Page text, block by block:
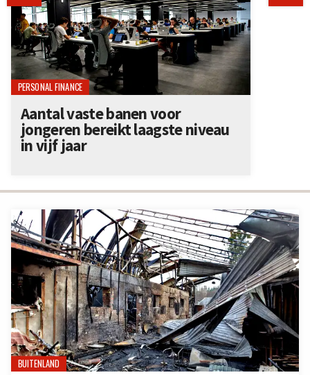
BUITENLAND
PERSONAL FINANCE
Aantal vaste banen voor
jongeren bereikt laagste niveau
in vijf jaar